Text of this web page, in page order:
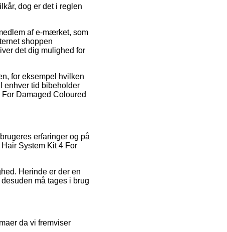
dog er det i reglen
af e-mærket, som
shoppen
det dig mulighed for
for eksempel hvilken
enhver tid bibeholder
Damaged Coloured
erfaringer og på
System Kit 4 For
Herinde er der en
må tages i brug
da vi fremviser